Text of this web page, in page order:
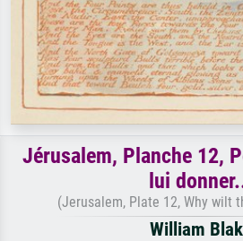
Jérusalem, Planche 12,
lui
(Jerusalem, Plate 12, Why wilt
William